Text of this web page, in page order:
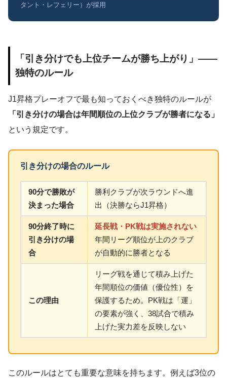
タント・レフェリー）が採用
「引き分けでも上位チームが勝ち上がり」——
独特のルール
J1昇格プレーオフで最も知っておくべき独特のルールが
「引き分けの場合は年間順位の上位クラブが勝者になる」
という規定です。
引き分けの場合のルール
90分で勝敗が
決まった場合
勝利クラブが次ラウンドへ進
出（決勝ならJ1昇格）
90分終了時に
引き分けの場
合
延長戦・PK戦は実施されない
年間リーグ順位が上のクラブ
が自動的に勝者となる
この理由
リーグ戦を通じて積み上げた
年間順位の価値（優位性）を
保護するため。PK戦は「運」
の要素が強く、38試合で積み
上げた実力差を反映しない
このルールはとても重要な意味を持ちます。例えば3位の